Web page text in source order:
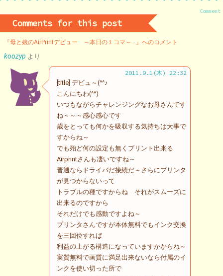
Comment
Comments for this post
『母と娘のAirPrintデビュー ～本日の１コマ～…』へのコメント
koozyp より
2011.9.1(木) 22:32
[title] デビュ～(^^♪
こんにちわ(^^)
いつもながらチャレンジングなお母さんです
ね～～～感心感心です
歳をとっても何かを吸収する気持ちは大事で
すからね～
でも殆ど何の設定も無くプリント出来る
Airprintさんも凄いですね～
普通ならドライバだ接続だ～さらにプリンタ
が見つからないって
トラブルの種ですからね それがスムーズに
出来るのですから
それだけでも感動ですよね～
プリンタさんですが本体無料でもインク交換
を三回位すれば
利益の上がる構造になっていますかからね～
実質無料で画質に満足出来ないなら付属のイ
ンクを使い切った所で